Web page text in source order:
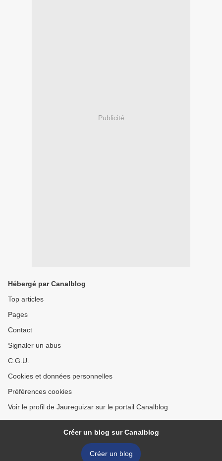
Publicité
Hébergé par Canalblog
Top articles
Pages
Contact
Signaler un abus
C.G.U.
Cookies et données personnelles
Préférences cookies
Voir le profil de Jaureguizar sur le portail Canalblog
Créer un blog sur Canalblog
Créer un blog